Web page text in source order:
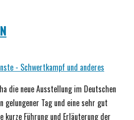
- Schwertkampf und anderes
die neue Ausstellung im Deutschen
gelungener Tag und eine sehr gut
Führung und Erläuterung der